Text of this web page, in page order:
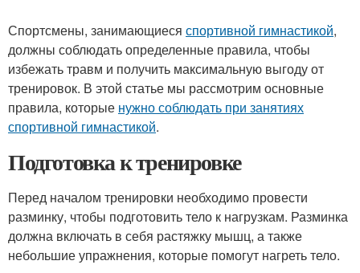
Спортсмены, занимающиеся спортивной гимнастикой,
должны соблюдать определенные правила, чтобы
избежать травм и получить максимальную выгоду от
тренировок. В этой статье мы рассмотрим основные
правила, которые нужно соблюдать при занятиях
спортивной гимнастикой.
Подготовка к тренировке
Перед началом тренировки необходимо провести
разминку, чтобы подготовить тело к нагрузкам. Разминка
должна включать в себя растяжку мышц, а также
небольшие упражнения, которые помогут нагреть тело.